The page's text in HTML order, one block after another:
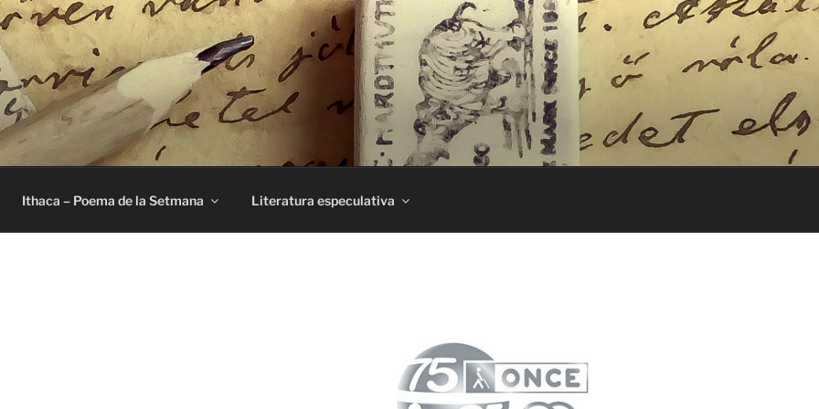
Ithaca – Poema de la Setmana Literatura especulativa